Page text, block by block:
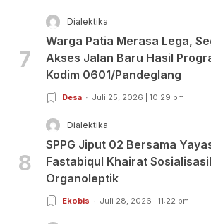
7
Dialektika
Warga Patia Merasa Lega,
Akses Jalan Baru Hasil
Kodim 0601/Pandeglang
Desa Juli 25, 2026 | 10:29 pm
8
Dialektika
SPPG Jiput 02 Bersama
Fastabiqul Khairat
Organoleptik
Ekobis Juli 28, 2026 | 11:22 pm